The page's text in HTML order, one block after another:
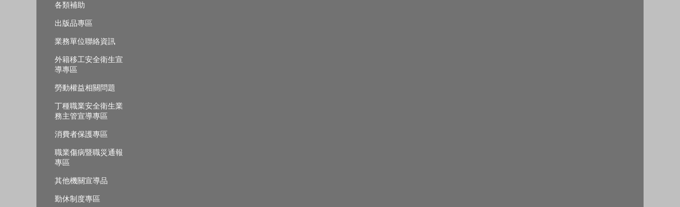
各類補助
出版品專區
業務單位聯絡資訊
外籍移工安全衛生宣
導專區
勞動權益相關問題
丁種職業安全衛生業
務主管宣導專區
消費者保護專區
職業傷病暨職災通報
專區
其他機關宣導品
勤休制度專區